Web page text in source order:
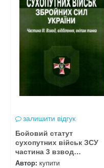
залишити відгук
Бойовий статут
сухопутних військ ЗСУ
частина 3 взвод
відділення екіпаж 2026рік
Автор: купити